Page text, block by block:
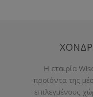
H εταιρία
προϊόντα της
επιλεγμένους